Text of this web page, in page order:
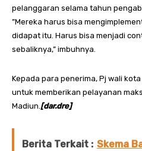
pelanggaran selama tahun
”Mereka harus bisa
didapat itu. Harus bisa menjadi
sebaliknya,” imbuhnya.
Kepada para penerima, Pj wali
untuk memberikan pelayanan
Madiun.[dar.dre]
Berita Terkait : Skema